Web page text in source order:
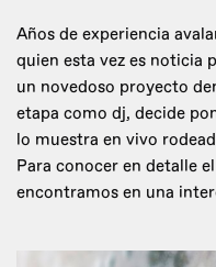
Años de experiencia
quien esta vez es noticia
un novedoso proyecto
etapa como dj, decide
lo muestra en vivo
Para conocer en detalle
encontramos en una